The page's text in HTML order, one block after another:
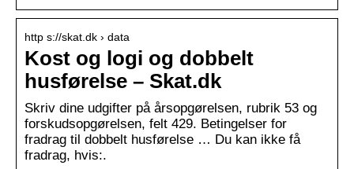
http s://skat.dk › data
Kost og logi og dobbelt
husførelse – Skat.dk
Skriv dine udgifter på årsopgørelsen, rubrik 53 og
forskudsopgørelsen, felt 429. Betingelser for
fradrag til dobbelt husførelse … Du kan ikke få
fradrag, hvis:.